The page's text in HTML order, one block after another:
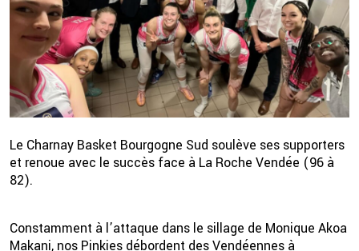
Le Charnay Basket Bourgogne Sud soulève ses supporters
et renoue avec le succès face à La Roche Vendée (96 à
82).
Constamment à l’attaque dans le sillage de Monique Akoa
Makani, nos Pinkies débordent des Vendéennes à